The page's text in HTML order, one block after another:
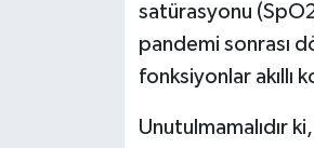
satürasyonu
pandemi sonrası
fonksiyonlar akıllı
Unutulmamalıdır